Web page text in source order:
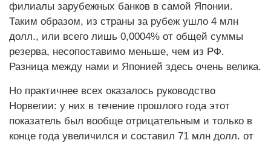
филиалы зарубежных банков в самой Японии.
Таким образом, из страны за рубеж ушло 4 млн
долл., или всего лишь 0,0004% от общей суммы
резерва, несопоставимо меньше, чем из РФ.
Разница между нами и Японией здесь очень велика.
Но практичнее всех оказалось руководство
Норвегии: у них в течение прошлого года этот
показатель был вообще отрицательным и только в
конце года увеличился и составил 71 млн долл. от